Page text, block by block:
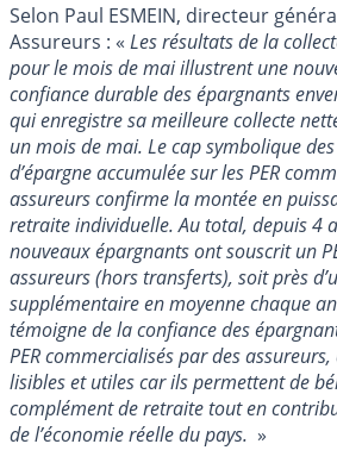
Selon Paul ESMEIN, directeur
Assureurs : « Les résultats de la
pour le mois de mai illustrent une
confiance durable des épargnants
qui enregistre sa meilleure collecte
un mois de mai. Le cap symbolique
d’épargne accumulée sur les PER
assureurs confirme la montée en
retraite individuelle. Au total, depuis 4
nouveaux épargnants ont souscrit un
assureurs (hors transferts), soit près
supplémentaire en moyenne chaque
témoigne de la confiance des
PER commercialisés par des
lisibles et utiles car ils permettent de
complément de retraite tout en
de l’économie réelle du pays. »